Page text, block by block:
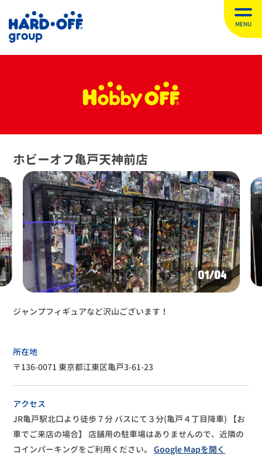
MENU
ホビーオフ亀戸天神前店
01/04
ジャンプフィギュアなど沢山ございます！
所在地
〒136-0071 東京都江東区亀戸3-61-23
アクセス
JR亀戸駅北口より徒歩７分 バスにて３分(亀戸４丁目降車)
【お
車でご来店の場合】
店舗用の駐車場はありませんので、近隣の
コインパーキングをご利用ください。
Google Mapを開く